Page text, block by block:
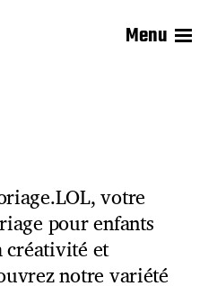
Menu
votre
pour enfants
créativité et
notre variété